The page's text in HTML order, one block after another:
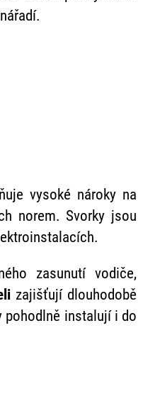
vysoké nároky na
norem. Svorky jsou
zasunutí vodiče,
zajišťují dlouhodobě
pohodlně instalují i do